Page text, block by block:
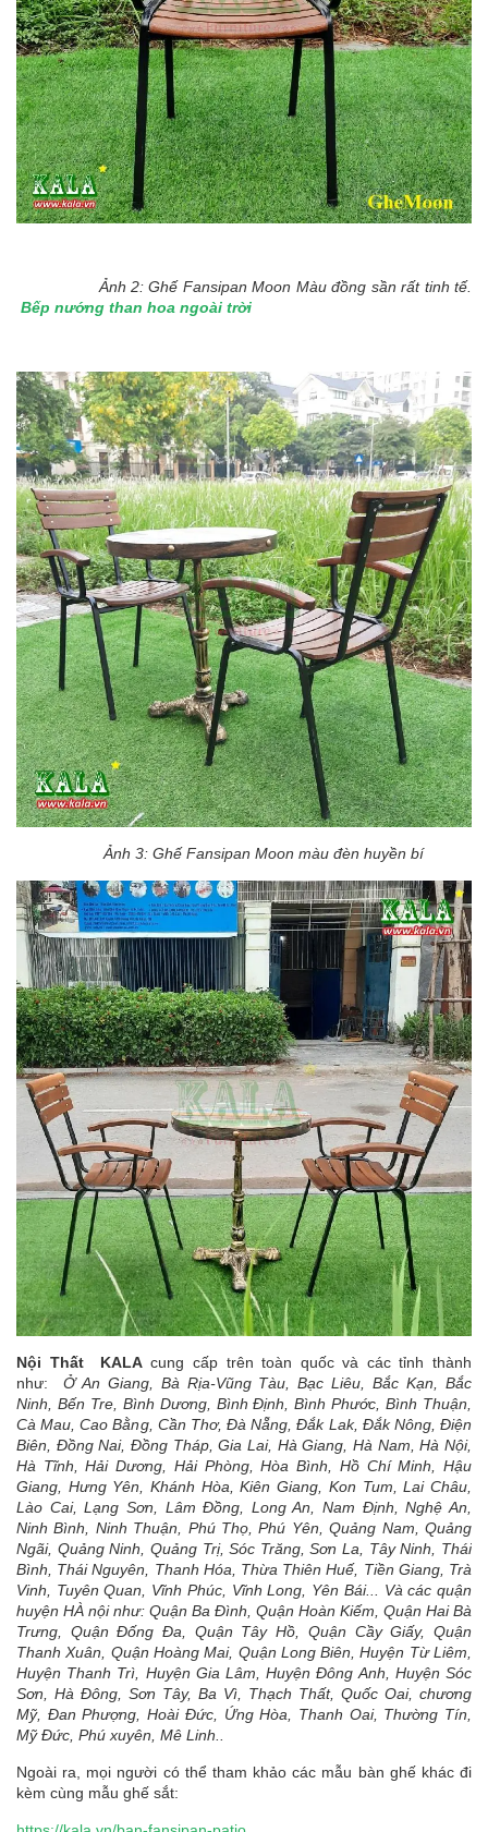
Ảnh 2: Ghế Fansipan Moon Màu đồng sần rất tinh tế.
Bếp nướng than hoa ngoài trời
Ảnh 3: Ghế Fansipan Moon màu đèn huyền bí
Nội Thất KALAcung cấp trên toàn quốc và các tỉnh thành
như:
Ở An Giang, Bà Rịa-Vũng Tàu, Bạc Liêu, Bắc Kạn, Bắc
Ninh, Bến Tre, Bình Dương, Bình Định, Bình Phước, Bình Thuận,
Cà Mau, Cao Bằng, Cần Thơ, Đà Nẵng, Đắk Lak, Đắk Nông, Điện
Biên, Đồng Nai, Đồng Tháp, Gia Lai, Hà Giang, Hà Nam, Hà Nội,
Hà Tĩnh, Hải Dương, Hải Phòng, Hòa Bình, Hồ Chí Minh, Hậu
Giang, Hưng Yên, Khánh Hòa, Kiên Giang, Kon Tum, Lai Châu,
Lào Cai, Lạng Sơn, Lâm Đồng, Long An, Nam Định, Nghệ An,
Ninh Bình, Ninh Thuận, Phú Thọ, Phú Yên, Quảng Nam, Quảng
Ngãi, Quảng Ninh, Quảng Trị, Sóc Trăng, Sơn La, Tây Ninh, Thái
Bình, Thái Nguyên, Thanh Hóa, Thừa Thiên Huế, Tiền Giang, Trà
Vinh, Tuyên Quan, Vĩnh Phúc, Vĩnh Long, Yên Bái... Và các quận
huyện HÀ nội như: Quận Ba Đình, Quận Hoàn Kiếm, Quận Hai Bà
Trưng, Quận Đống Đa, Quận Tây Hồ, Quận Cầy Giấy, Quận
Thanh Xuân, Quận Hoàng Mai, Quận Long Biên, Huyện Từ Liêm,
Huyện Thanh Trì, Huyện Gia Lâm, Huyện Đông Anh, Huyện Sóc
Sơn, Hà Đông, Sơn Tây, Ba Vì, Thạch Thất, Quốc Oai, chương
Mỹ, Đan Phượng, Hoài Đức, Ứng Hòa, Thanh Oai, Thường Tín,
Mỹ Đức, Phú xuyên, Mê Linh..
Ngoài ra, mọi người có thể tham khảo các mẫu bàn ghế khác đi
kèm cùng mẫu ghế sắt: